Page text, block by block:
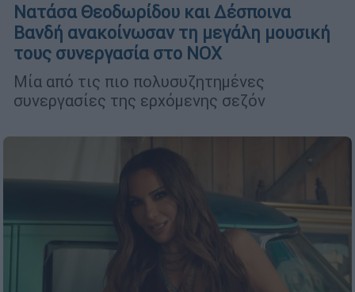
Νατάσα Θεοδωρίδου και Δέσποινα
Βανδή ανακοίνωσαν τη μεγάλη μουσική
τους συνεργασία στο NOX
Μία από τις πιο πολυσυζητημένες
συνεργασίες της ερχόμενης σεζόν